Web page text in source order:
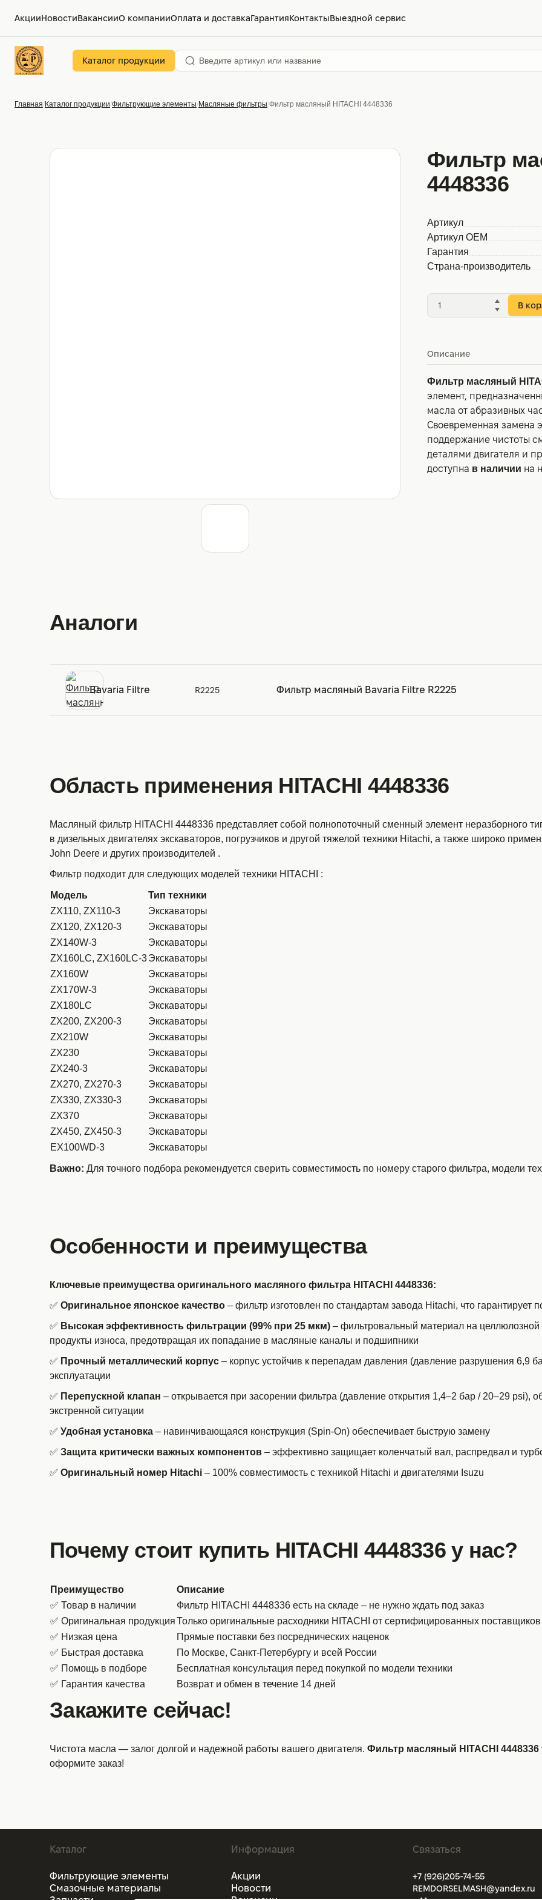
АкцииНовостиВакансииО компанииОплата и доставкаГарантияКонтактыВыездной сервис
Каталог продукции
Главная Каталог продукции Фильтрующие элементы Масляные фильтры Фильтр масляный HITACHI 4448336
Фильтр
4448336
Артикул
Артикул OEM
Гарантия
Страна-производитель
В
Описание
Фильтр масляный
элемент,
масла от абразивных
Своевременная замена
поддержание чистоты
деталями двигателя и
доступна в наличии на
Аналоги
Bavaria Filtre R2225 Фильтр масляный Bavaria Filtre R2225
Область применения HITACHI 4448336
Масляный фильтр HITACHI 4448336 представляет собой полнопоточный сменный элемент неразборного
в дизельных двигателях экскаваторов, погрузчиков и другой тяжелой техники Hitachi, а также широко
John Deere и других производителей .
Фильтр подходит для следующих моделей техники HITACHI :
Модель
Тип техники
ZX110, ZX110-3
Экскаваторы
ZX120, ZX120-3
Экскаваторы
ZX140W-3
Экскаваторы
ZX160LC, ZX160LC-3Экскаваторы
ZX160W
Экскаваторы
ZX170W-3
Экскаваторы
ZX180LC
Экскаваторы
ZX200, ZX200-3
Экскаваторы
ZX210W
Экскаваторы
ZX230
Экскаваторы
ZX240-3
Экскаваторы
ZX270, ZX270-3
Экскаваторы
ZX330, ZX330-3
Экскаваторы
ZX370
Экскаваторы
ZX450, ZX450-3
Экскаваторы
EX100WD-3
Экскаваторы
Важно: Для точного подбора рекомендуется сверить совместимость по номеру старого фильтра, модели
Особенности и преимущества
Ключевые преимущества оригинального масляного фильтра HITACHI 4448336:
✅ Оригинальное японское качество – фильтр изготовлен по стандартам завода Hitachi, что гарантирует
✅ Высокая эффективность фильтрации (99% при 25 мкм) – фильтровальный материал на
продукты износа, предотвращая их попадание в масляные каналы и подшипники
✅ Прочный металлический корпус – корпус устойчив к перепадам давления (давление разрушения 6,9
эксплуатации
✅ Перепускной клапан – открывается при засорении фильтра (давление открытия 1,4–2 бар / 20–29 psi),
экстренной ситуации
✅ Удобная установка – навинчивающаяся конструкция (Spin-On) обеспечивает быструю замену
✅ Защита критически важных компонентов – эффективно защищает коленчатый вал, распредвал и
✅ Оригинальный номер Hitachi – 100% совместимость с техникой Hitachi и двигателями Isuzu
Почему стоит купить HITACHI 4448336 у нас?
Преимущество
Описание
✅ Товар в наличии
Фильтр HITACHI 4448336 есть на складе – не нужно ждать под заказ
✅ Оригинальная продукцияТолько оригинальные расходники HITACHI от сертифицированных поставщиков
✅ Низкая цена
Прямые поставки без посреднических наценок
✅ Быстрая доставка
По Москве, Санкт-Петербургу и всей России
✅ Помощь в подборе
Бесплатная консультация перед покупкой по модели техники
✅ Гарантия качества
Возврат и обмен в течение 14 дней
Закажите сейчас!
Чистота масла — залог долгой и надежной работы вашего двигателя. Фильтр масляный HITACHI 4448336
оформите заказ!
Каталог
Фильтрующие элементы
Смазочные материалы
Информация
Акции
Новости
Связаться
+7 (926)205-74-55
REMDORSELMASH@yandex.ru